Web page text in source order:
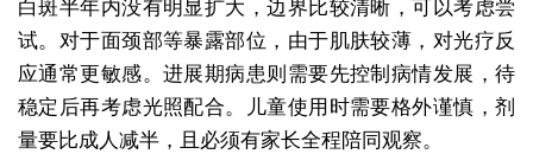
白斑半年内没有明显扩大，边界比较清晰，可以考虑尝
试。对于面颈部等暴露部位，由于肌肤较薄，对光疗反
应通常更敏感。进展期病患则需要先控制病情发展，待
稳定后再考虑光照配合。儿童使用时需要格外谨慎，剂
量要比成人减半，且必须有家长全程陪同观察。